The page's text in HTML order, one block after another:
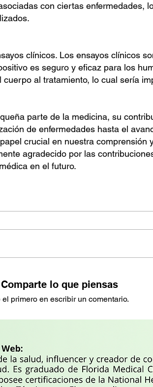
con ciertas enfermedades,
clínicos. Los ensayos clínicos
es seguro y eficaz para los
al tratamiento, lo cual sería
parte de la medicina, su
de enfermedades hasta el
crucial en nuestra comprensión
agradecido por las
en el futuro.
Comparte lo que piensas
el primero en escribir un comentario.